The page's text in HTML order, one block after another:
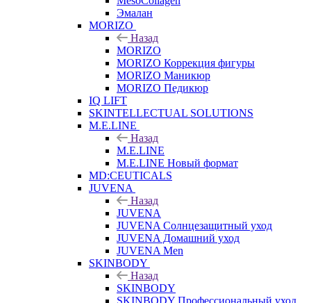
Эмалан
MORIZO
Назад
MORIZO
MORIZO Коррекция фигуры
MORIZO Маникюр
MORIZO Педикюр
IQ LIFT
SKINTELLECTUAL SOLUTIONS
M.E.LINE
Назад
M.E.LINE
M.E.LINE Новый формат
MD:CEUTICALS
JUVENA
Назад
JUVENA
JUVENA Солнцезащитный уход
JUVENA Домашний уход
JUVENA Men
SKINBODY
Назад
SKINBODY
SKINBODY Профессиональный уход